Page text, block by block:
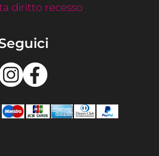
diritto recesso